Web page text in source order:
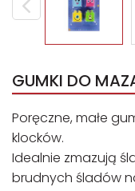
GUMKI DO
Poręczne, małe
klocków.
Idealnie zmazują
brudnych śladów